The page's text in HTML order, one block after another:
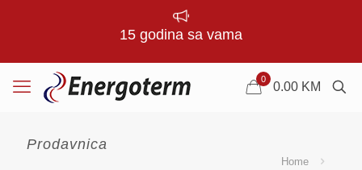
15 godina sa vama
0
0.00 KM
Prodavnica
Home